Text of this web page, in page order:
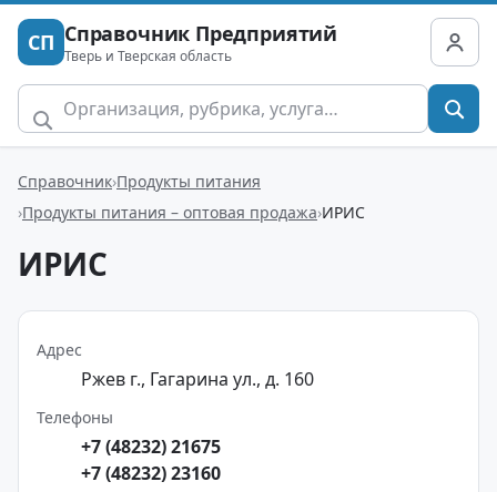
СП Справочник Предприятий
Тверь и Тверская область
Справочник Продукты питания
Продукты питания – оптовая продажа ИРИС
ИРИС
Адрес
Ржев г., Гагарина ул., д. 160
Телефоны
+7 (48232) 21675
+7 (48232) 23160